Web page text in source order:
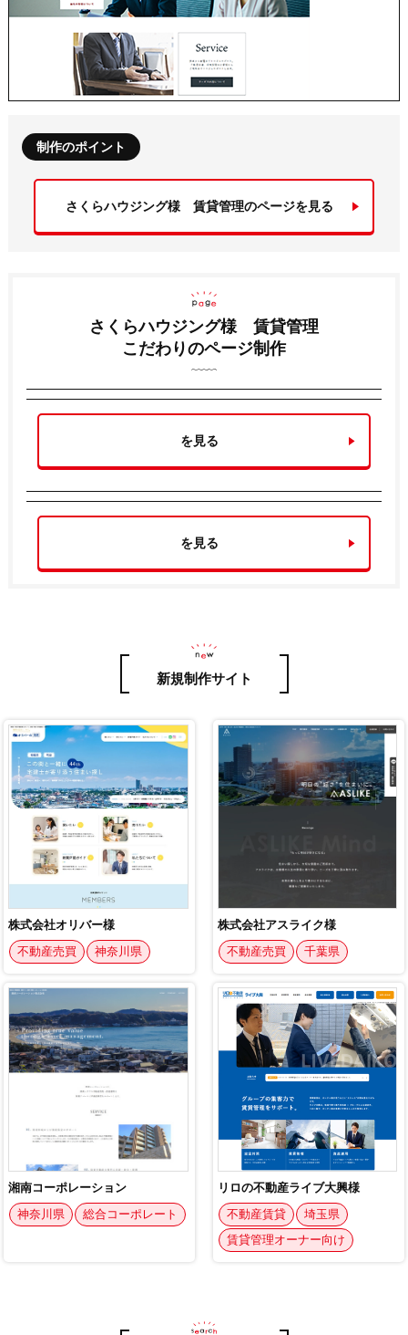
制作のポイント
さくらハウジング様 賃貸管理のページを見る
さくらハウジング様 賃貸管理
こだわりのページ制作
を見る
を見る
新規制作サイト